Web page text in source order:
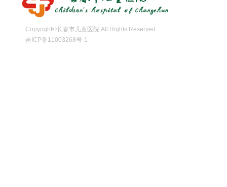
Copyright©长春市儿童医院.All Rights Reserved
吉ICP备11003268号-1